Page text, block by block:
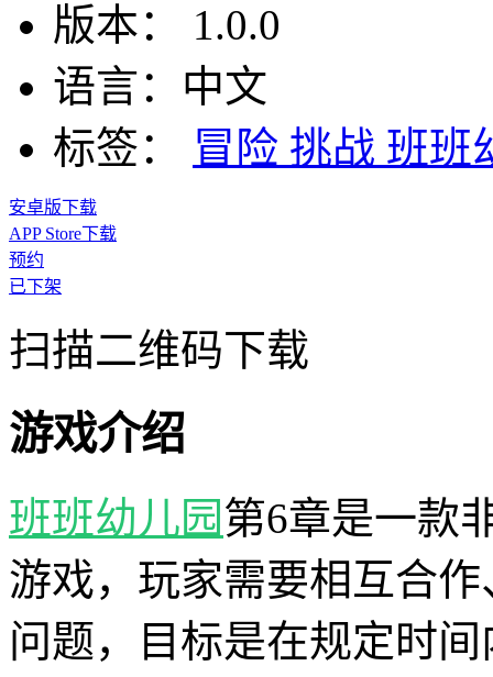
版本：
1.0.0
语言： 中文
标签：
冒险 挑战 班班
安卓版下载
APP Store下载
预约
已下架
扫描二维码下载
游戏介绍
班班幼儿园第6章是一款
游戏，玩家需要相互合
问题，目标是在规定时